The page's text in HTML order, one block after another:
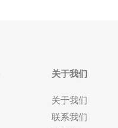
关于我们
关于我们
联系我们